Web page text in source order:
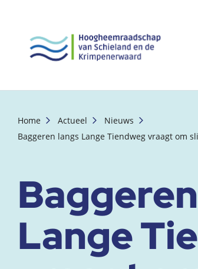
Home Actueel
Nieuws
Baggeren langs Lange Tiendweg vraagt om
Lange